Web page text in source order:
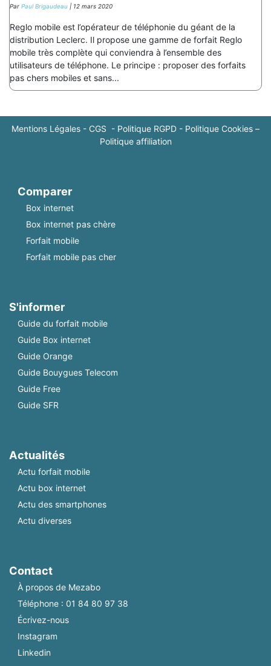
Par Paul Brigaudeau | 12 mars 2020
Reglo mobile est l’opérateur de téléphonie du géant de la
distribution Leclerc. Il propose une gamme de forfait Reglo
mobile très complète qui conviendra à l’ensemble des
utilisateurs de téléphone. Le principe : proposer des forfaits
pas chers mobiles et sans...
Mentions Légales - CGS - Politique RGPD - Politique Cookies –
Politique affiliation
Comparer
Box internet
Box internet pas chère
Forfait mobile
Forfait mobile pas cher
S'informer
Guide du forfait mobile
Guide Box internet
Guide Orange
Guide Bouygues Telecom
Guide Free
Guide SFR
Actualités
Actu forfait mobile
Actu box internet
Actu des smartphones
Actu diverses
Contact
À propos de Mezabo
Téléphone : 01 84 80 97 38
Écrivez-nous
Instagram
Linkedin